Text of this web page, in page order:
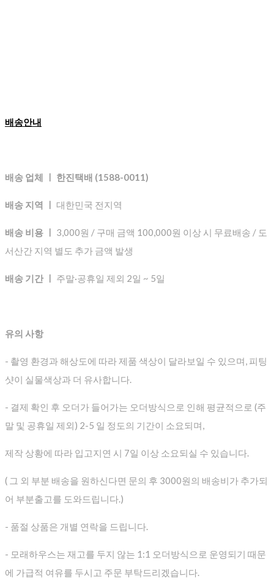
배송안내
배송 업체 ㅣ 한진택배 (1588-0011)
배송 지역 ㅣ 대한민국 전지역
배송 비용 ㅣ 3,000원 / 구매 금액 100,000원 이상 시 무료배송 / 도
서산간 지역 별도 추가 금액 발생
배송 기간 ㅣ 주말·공휴일 제외 2일 ~ 5일
유의 사항
- 촬영 환경과 해상도에 따라 제품 색상이 달라보일 수 있으며, 피팅
샷이 실물색상과 더 유사합니다.
- 결제 확인 후 오더가 들어가는 오더방식으로 인해 평균적으로 (주
말 및 공휴일 제외) 2-5 일 정도의 기간이 소요되며,
제작 상황에 따라 입고지연 시 7일 이상 소요되실 수 있습니다.
( 그 외 부분 배송을 원하신다면 문의 후 3000원의 배송비가 추가되
어 부분출고를 도와드립니다.)
- 품절 상품은 개별 연락을 드립니다.
- 모래하우스는 재고를 두지 않는 1:1 오더방식으로 운영되기 때문
에 가급적 여유를 두시고 주문 부탁드리겠습니다.